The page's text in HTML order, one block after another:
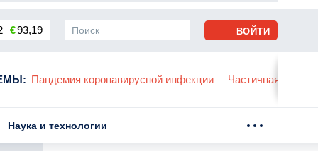
€93,19
: Пандемия коронавирусной инфекции Частичная
ВОЙТИ
Наука и технологии